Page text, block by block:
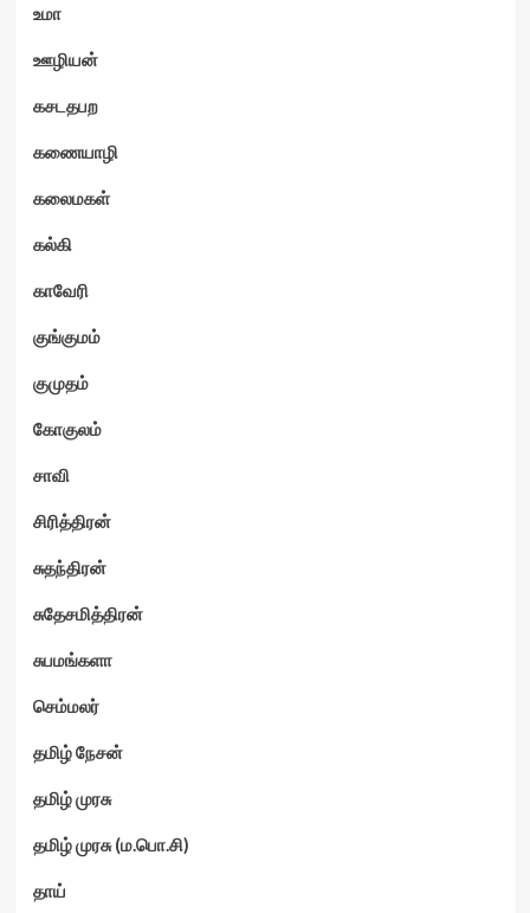
உமா
ஊழியன்
கசடதபற
கணையாழி
கலைமகள்
கல்கி
காவேரி
குங்குமம்
குமுதம்
கோகுலம்
சாவி
சிரித்திரன்
சுதந்திரன்
சுதேசமித்திரன்
சுபமங்களா
செம்மலர்
தமிழ் நேசன்
தமிழ் முரசு
தமிழ் முரசு (ம.பொ.சி)
தாய்